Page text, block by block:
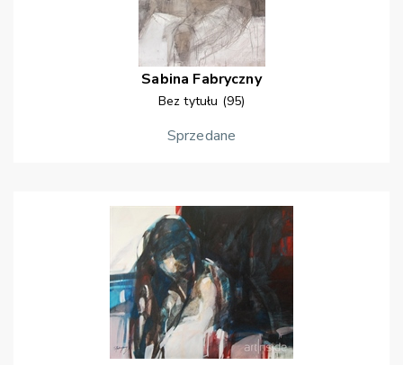
Sabina Fabryczny
Bez tytułu (95)
Sprzedane